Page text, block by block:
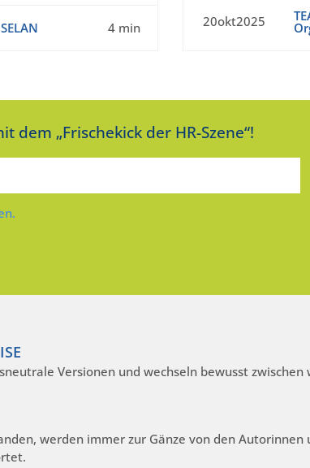
4 min 20okt2025
dem „Frischekick der HR-Szene“!
Versionen und wechseln bewusst zwischen
werden immer zur Gänze von den Autorinnen